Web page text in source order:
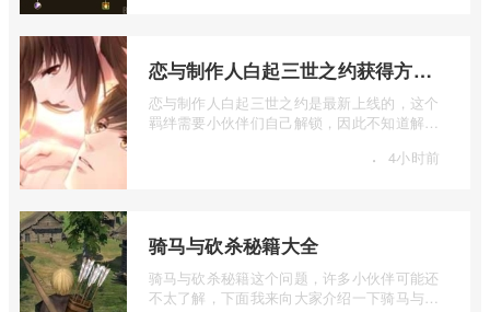
恋与制作人白起三世之约获得方法介绍
恋与制作人白起三世之约是最新上线的，这个
羁绊需要小伙伴们自己解锁，因此不知道解锁
· 4小时前
骑马与砍杀秘籍大全
骑马与砍杀秘籍这个问题，许多小伙伴可能还
不太了解，下面我来向大家介绍一下骑马与砍